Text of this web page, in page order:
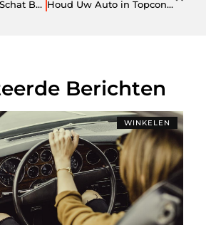
Ede's Verborgen Schat Bakkerij Een Lokale Schat Die Je Moet Kennen Houd Uw Auto in Topconditie met Auto Reparatie in Leiden
Berichten
WINKELEN